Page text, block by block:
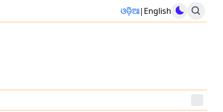
ଓଡ଼ିଆ| English